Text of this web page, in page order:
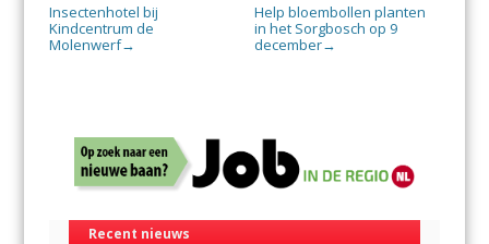
Insectenhotel bij
Kindcentrum de
Molenwerf→
Help bloembollen planten
in het Sorgbosch op 9
december→
Recent nieuws